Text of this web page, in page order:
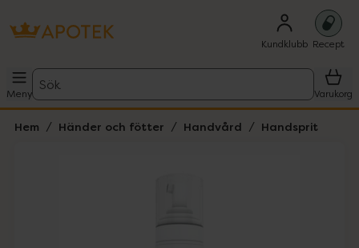
Kundklubb Recept
Meny
Sök
Varukorg
Hem Händer och fötter Handvård Handsprit